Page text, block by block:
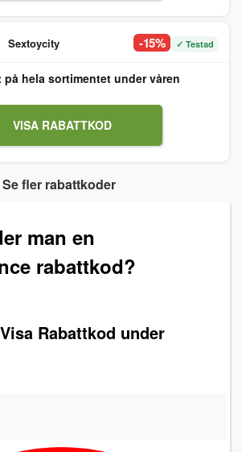
Sextoycity -15% ✓ Testad
på hela sortimentet under våren
VISA RABATTKOD
Se fler rabattkoder
man en
rabattkod?
Rabattkod under